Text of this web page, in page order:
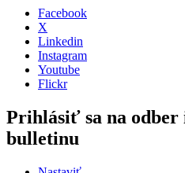
Facebook
X
Linkedin
Instagram
Youtube
Flickr
Prihlásiť sa na odber
bulletinu